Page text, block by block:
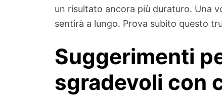
un risultato ancora più duraturo. Una
sentirà a lungo. Prova subito questo
Suggerimenti
sgradevoli con